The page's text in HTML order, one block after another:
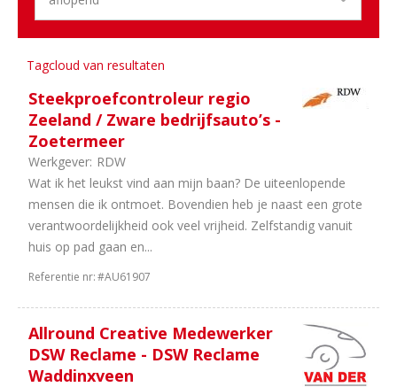
Aantal
uren
36
38
uur
overleg
Tagcloud van resultaten
Steekproefcontroleur regio
Zeeland / Zware bedrijfsauto’s -
Zoetermeer
Werkgever: RDW
Wat ik het leukst vind aan mijn baan? De uiteenlopende
mensen die ik ontmoet. Bovendien heb je naast een grote
verantwoordelijkheid ook veel vrijheid. Zelfstandig vanuit
huis op pad gaan en...
Referentie nr:#AU61907
Allround Creative Medewerker
DSW Reclame - DSW Reclame
Waddinxveen